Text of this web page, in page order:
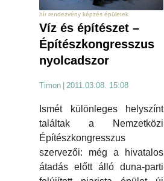
hír rendezvény képzés épületek
Víz és építészet –
Építészkongresszus
nyolcadszor
Timon 2011.03.08. 15:08
Ismét különleges helyszínt
találtak a Nemzetközi
Építészkongresszus
szervezői: még a hivatalos
átadás előtt álló duna-parti